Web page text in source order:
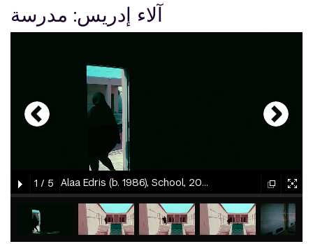
آلاء إدريس: مدرسة
gallery
element
gallery
element
gallery
element
gallery
element
gallery
element
gallery
element
gallery
element
gallery
element
gallery
element
gallery
element
gallery
element
gallery
element
gallery
element
gallery
element
gallery
element
gallery
element
gallery
element
gallery
element
gallery
element
gallery
element
gallery
element
gallery
element
gallery
element
gallery
element
gallery
element
gallery
element
gallery
element
gallery
element
gallery
element
gallery
element
gallery
element
gallery
element
gallery
element
gallery
element
gallery
element
gallery
element
gallery
element1 / 5 Alaa Edris (b. 1986), School, 2017, video, 4 min 53 sec (still from video)